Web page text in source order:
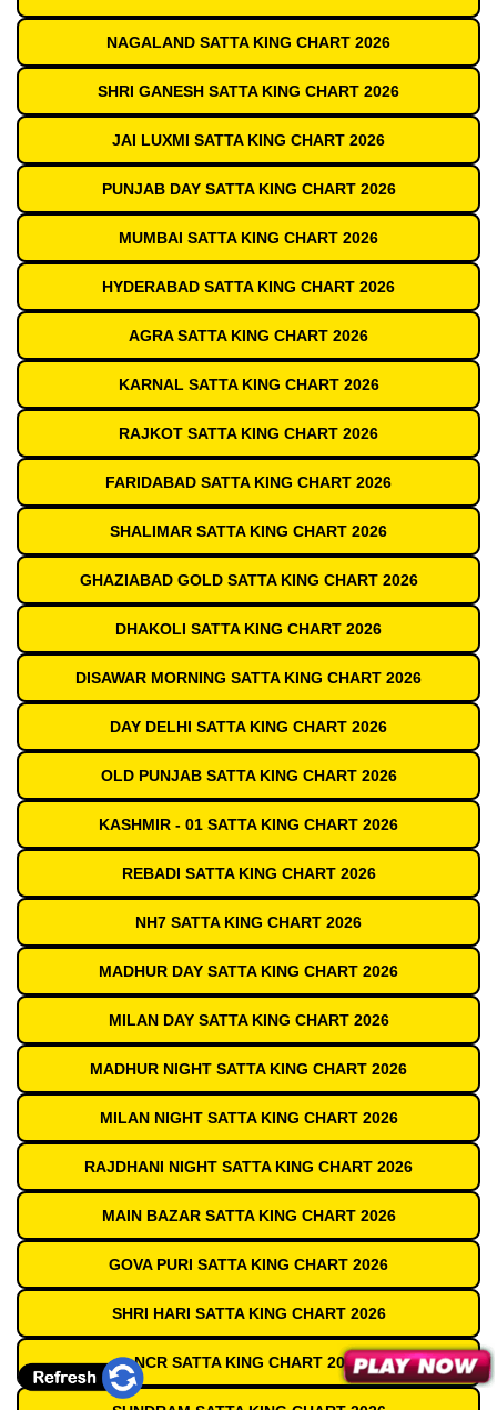
NAGALAND SATTA KING CHART 2026
SHRI GANESH SATTA KING CHART 2026
JAI LUXMI SATTA KING CHART 2026
PUNJAB DAY SATTA KING CHART 2026
MUMBAI SATTA KING CHART 2026
HYDERABAD SATTA KING CHART 2026
AGRA SATTA KING CHART 2026
KARNAL SATTA KING CHART 2026
RAJKOT SATTA KING CHART 2026
FARIDABAD SATTA KING CHART 2026
SHALIMAR SATTA KING CHART 2026
GHAZIABAD GOLD SATTA KING CHART 2026
DHAKOLI SATTA KING CHART 2026
DISAWAR MORNING SATTA KING CHART 2026
DAY DELHI SATTA KING CHART 2026
OLD PUNJAB SATTA KING CHART 2026
KASHMIR - 01 SATTA KING CHART 2026
REBADI SATTA KING CHART 2026
NH7 SATTA KING CHART 2026
MADHUR DAY SATTA KING CHART 2026
MILAN DAY SATTA KING CHART 2026
MADHUR NIGHT SATTA KING CHART 2026
MILAN NIGHT SATTA KING CHART 2026
RAJDHANI NIGHT SATTA KING CHART 2026
MAIN BAZAR SATTA KING CHART 2026
GOVA PURI SATTA KING CHART 2026
SHRI HARI SATTA KING CHART 2026
NCR SATTA KING CHART 2026